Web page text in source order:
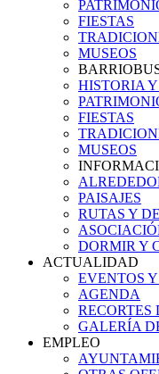
FIESTAS
MUSEOS
HISTORIA
FIESTAS
MUSEOS
PAISAJES
RUTAS Y
DORMIR Y
ACTUALIDAD
EVENTOS
AGENDA
RECORTES
GALERÍA
EMPLEO